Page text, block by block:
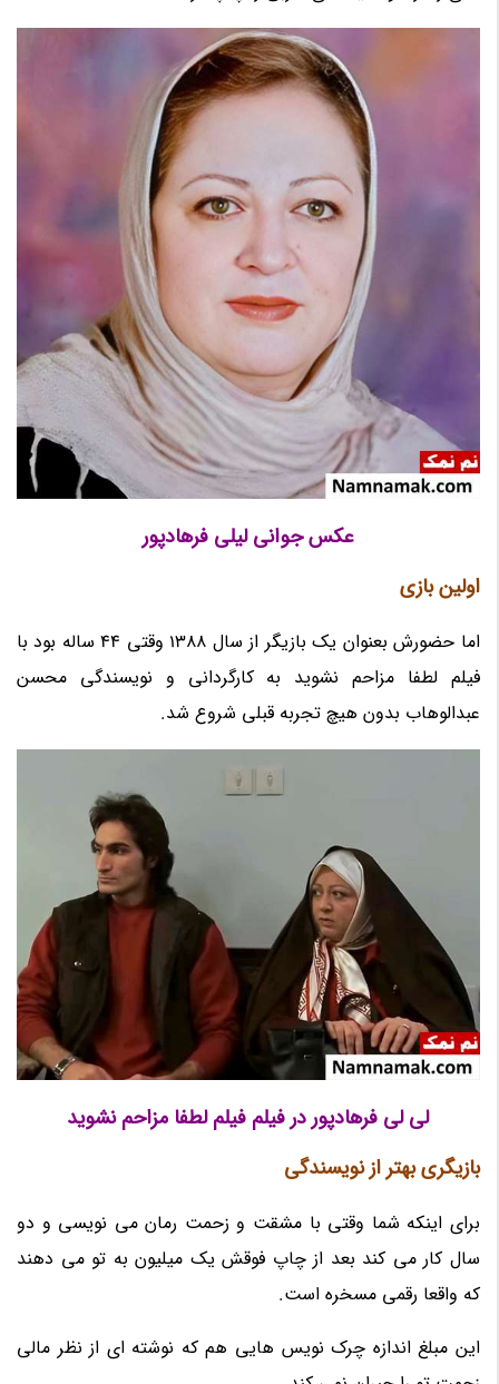
عکس جوانی لیلی فرهادپور
اولین بازی
اما حضورش بعنوان یک بازیگر از سال 1388 وقتی 44 ساله بود با
فیلم لطفا مزاحم نشوید به کارگردانی و نویسندگی محسن
عبدالوهاب بدون هیچ تجربه قبلی شروع شد.
لی لی فرهادپور در فیلم فیلم لطفا مزاحم نشوید
بازیگری بهتر از نویسندگی
برای اینکه شما وقتی با مشقت و زحمت رمان می نویسی و دو
سال کار می کند بعد از چاپ فوقش یک میلیون به تو می دهند
که واقعا رقمی مسخره است.
این مبلغ اندازه چرک نویس هایی هم که نوشته ای از نظر مالی